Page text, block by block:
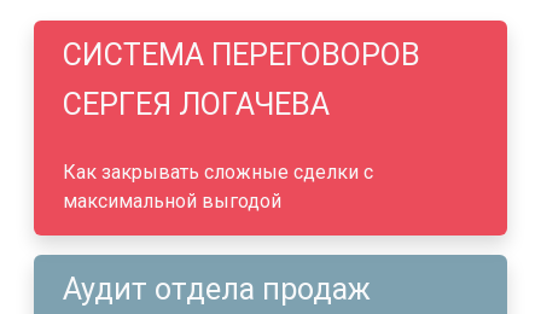
СИСТЕМА ПЕРЕГОВОРОВ
СЕРГЕЯ ЛОГАЧЕВА
Как закрывать сложные сделки с
максимальной выгодой
Аудит отдела продаж